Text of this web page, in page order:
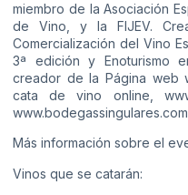
miembro de la Asociación
de Vino, y la FIJEV.
Comercialización del Vino
3ª edición y Enoturismo
creador de la Página web
cata de vino online,
Más información sobre el
Vinos que se catarán: